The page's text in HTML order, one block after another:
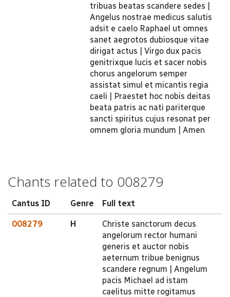
tribuas beatas scandere sedes |
Angelus nostrae medicus salutis
adsit e caelo Raphael ut omnes
sanet aegrotos dubiosque vitae
dirigat actus | Virgo dux pacis
genitrixque lucis et sacer nobis
chorus angelorum semper
assistat simul et micantis regia
caeli | Praestet hoc nobis deitas
beata patris ac nati pariterque
sancti spiritus cujus resonat per
omnem gloria mundum | Amen
Chants related to 008279
Cantus ID Genre Full text
008279 H
Christe sanctorum decus
angelorum rector humani
generis et auctor nobis
aeternum tribue benignus
scandere regnum | Angelum
pacis Michael ad istam
caelitus mitte rogitamus